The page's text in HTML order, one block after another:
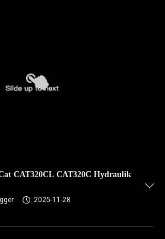
CAT320CL CAT320C Hydraulik
2025-11-28